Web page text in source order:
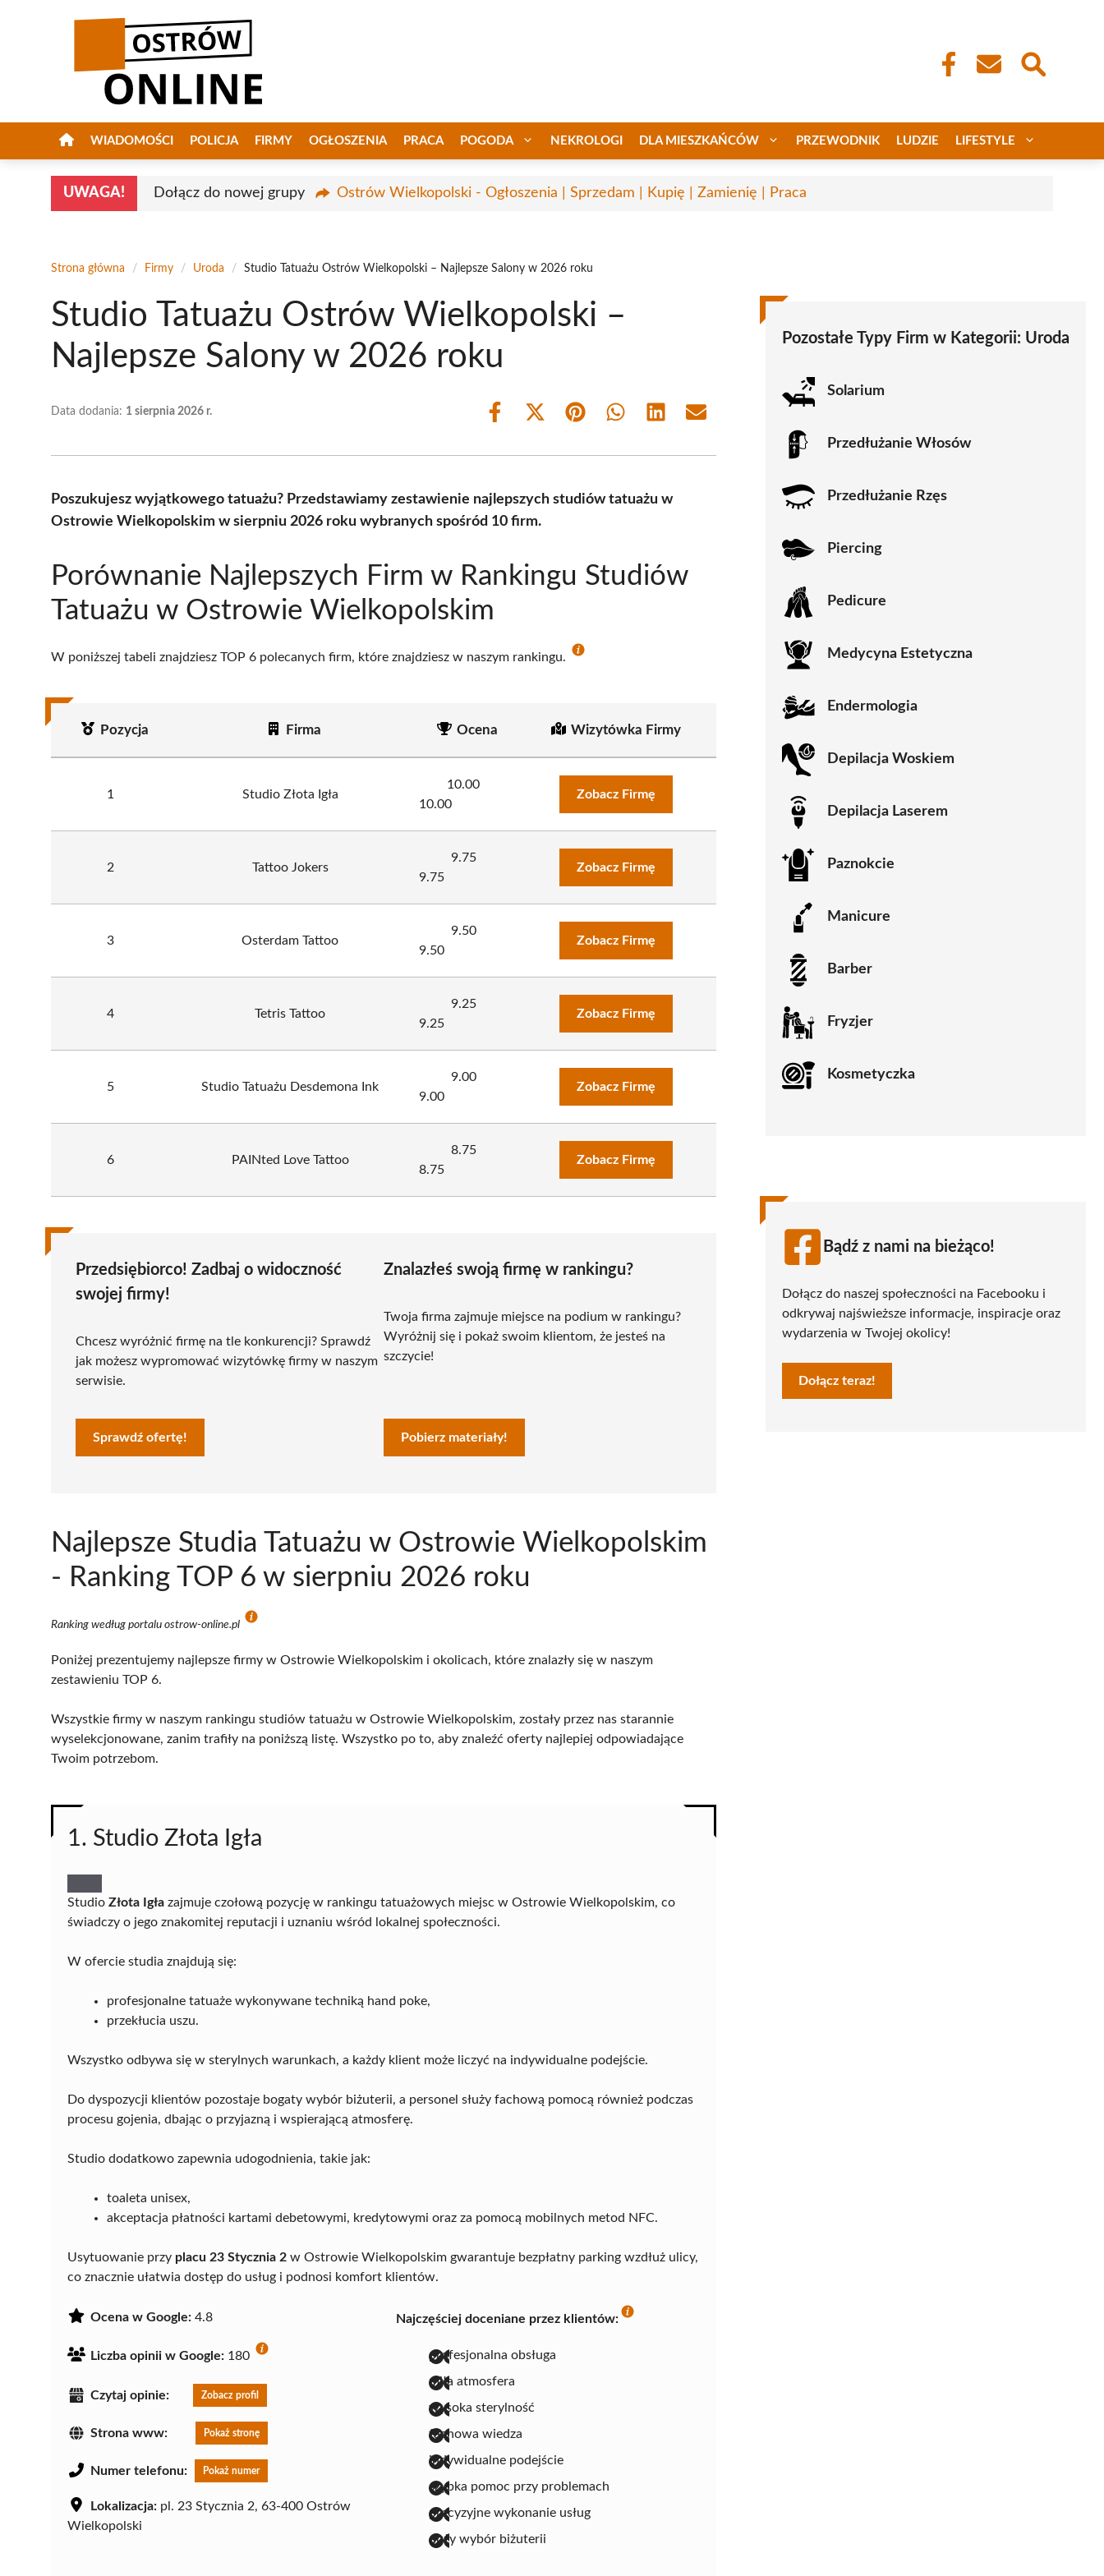
WIADOMOŚCI POLICJA FIRMY OGŁOSZENIA PRACA POGODA NEKROLOGI DLA MIESZKAŃCÓW PRZEWODNIK LUDZIE LIFESTYLE
UWAGA! Dołącz do nowej grupy Ostrów Wielkopolski - Ogłoszenia | Sprzedam | Kupię | Zamienię | Praca
Strona główna / Firmy / Uroda / Studio Tatuażu Ostrów Wielkopolski – Najlepsze Salony w 2026 roku
Studio Tatuażu Ostrów Wielkopolski –
Najlepsze Salony w 2026 roku
Data dodania: 1 sierpnia 2026 r.
Share
Share
(Twitter)
Share Share Share Share
Poszukujesz wyjątkowego tatuażu? Przedstawiamy zestawienie najlepszych studiów tatuażu w
Ostrowie Wielkopolskim w sierpniu 2026 roku wybranych spośród 10 firm.
Porównanie Najlepszych Firm w Rankingu Studiów
Tatuażu w Ostrowie Wielkopolskim
W poniższej tabeli znajdziesz TOP 6 polecanych firm, które znajdziesz w naszym rankingu.
Pozycja Firma Ocena Wizytówka Firmy
1 Studio Złota Igła
10.00
10.00
Zobacz Firmę
2 Tattoo Jokers
9.75
9.75
Zobacz Firmę
3 Osterdam Tattoo
9.50
9.50
Zobacz Firmę
4 Tetris Tattoo
9.25
9.25
Zobacz Firmę
5 Studio Tatuażu Desdemona Ink
9.00
9.00
Zobacz Firmę
6 PAINted Love Tattoo
8.75
8.75
Zobacz Firmę
Przedsiębiorco! Zadbaj o widoczność
swojej firmy!
Chcesz wyróżnić firmę na tle konkurencji? Sprawdź
jak możesz wypromować wizytówkę firmy w naszym
serwisie.
Sprawdź ofertę!
Znalazłeś swoją firmę w rankingu?
Twoja firma zajmuje miejsce na podium w rankingu?
Wyróżnij się i pokaż swoim klientom, że jesteś na
szczycie!
Pobierz materiały!
Najlepsze Studia Tatuażu w Ostrowie Wielkopolskim
- Ranking TOP 6 w sierpniu 2026 roku
Ranking według portalu ostrow-online.pl
Poniżej prezentujemy najlepsze firmy w Ostrowie Wielkopolskim i okolicach, które znalazły się w naszym
zestawieniu TOP 6.
Wszystkie firmy w naszym rankingu studiów tatuażu w Ostrowie Wielkopolskim, zostały przez nas starannie
wyselekcjonowane, zanim trafiły na poniższą listę. Wszystko po to, aby znaleźć oferty najlepiej odpowiadające
Twoim potrzebom.
1. Studio Złota Igła
Studio Złota Igła zajmuje czołową pozycję w rankingu tatuażowych miejsc w Ostrowie Wielkopolskim, co
świadczy o jego znakomitej reputacji i uznaniu wśród lokalnej społeczności.
W ofercie studia znajdują się:
profesjonalne tatuaże wykonywane techniką hand poke,
przekłucia uszu.
Wszystko odbywa się w sterylnych warunkach, a każdy klient może liczyć na indywidualne podejście.
Do dyspozycji klientów pozostaje bogaty wybór biżuterii, a personel służy fachową pomocą również podczas
procesu gojenia, dbając o przyjazną i wspierającą atmosferę.
Studio dodatkowo zapewnia udogodnienia, takie jak:
toaleta unisex,
akceptacja płatności kartami debetowymi, kredytowymi oraz za pomocą mobilnych metod NFC.
Usytuowanie przy placu 23 Stycznia 2 w Ostrowie Wielkopolskim gwarantuje bezpłatny parking wzdłuż ulicy,
co znacznie ułatwia dostęp do usług i podnosi komfort klientów.
Ocena w Google: 4.8
Liczba opinii w Google: 180
Czytaj opinie: Zobacz profil
Strona www: Pokaż stronę
Numer telefonu: Pokaż numer
Lokalizacja: pl. 23 Stycznia 2, 63-400 Ostrów
Wielkopolski
Najczęściej doceniane przez klientów:
profesjonalna obsługa
miła atmosfera
wysoka sterylność
fachowa wiedza
indywidualne podejście
szybka pomoc przy problemach
precyzyjne wykonanie usług
duży wybór biżuterii
Pozostałe Typy Firm w Kategorii: Uroda
Solarium
Przedłużanie Włosów
Przedłużanie Rzęs
Piercing
Pedicure
Medycyna Estetyczna
Endermologia
Depilacja Woskiem
Depilacja Laserem
Paznokcie
Manicure
Barber
Fryzjer
Kosmetyczka
Bądź z nami na bieżąco!
Dołącz do naszej społeczności na Facebooku i
odkrywaj najświeższe informacje, inspiracje oraz
wydarzenia w Twojej okolicy!
Dołącz teraz!